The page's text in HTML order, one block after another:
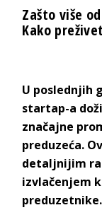
Zašto više
Kako
U poslednjih
startap-a
značajne
preduzeća.
detaljnijim
izvlačenjem
preduzetnike.